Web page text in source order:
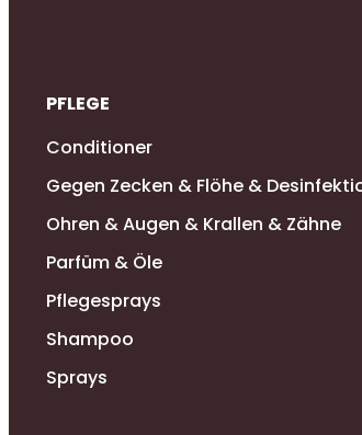
PFLEGE
Conditioner
Gegen Zecken & Flöhe &
Ohren & Augen & Krallen & Zähne
Parfüm & Öle
Pflegesprays
Shampoo
Sprays